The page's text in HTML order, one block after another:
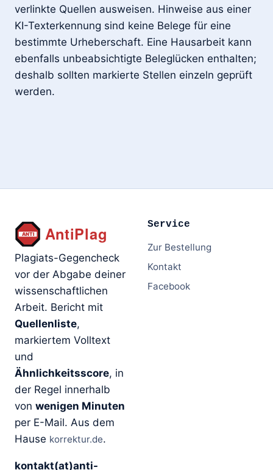
verlinkte Quellen ausweisen. Hinweise aus einer
KI-Texterkennung sind keine Belege für eine
bestimmte Urheberschaft. Eine Hausarbeit kann
ebenfalls unbeabsichtigte Beleglücken enthalten;
deshalb sollten markierte Stellen einzeln geprüft
werden.
Plagiats-Gegencheck
vor der Abgabe deiner
wissenschaftlichen
Arbeit. Bericht mit
Quellenliste,
markiertem Volltext
und
Ähnlichkeitsscore, in
der Regel innerhalb
von wenigen Minuten
per E-Mail. Aus dem
Hause korrektur.de.
kontakt(at)anti-
Service
Zur Bestellung
Kontakt
Facebook